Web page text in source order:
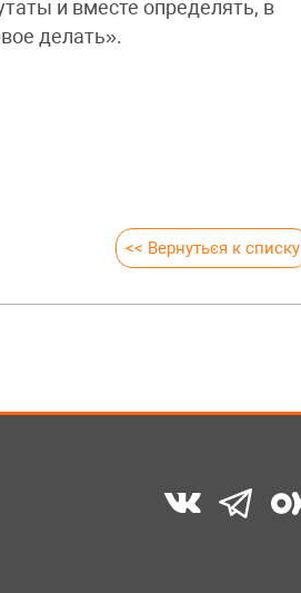
и вместе определять, в
делать».
<< Вернуться к списку